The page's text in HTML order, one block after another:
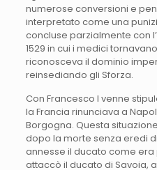
numerose conversioni e
interpretato come una
concluse parzialmente con
1529 in cui i medici
riconosceva il dominio
reinsediando gli Sforza.
Con Francesco I venne
la Francia rinunciava a
Borgogna. Questa
dopo la morte senza eredi
annesse il ducato come era
attaccò il ducato di Savoia,